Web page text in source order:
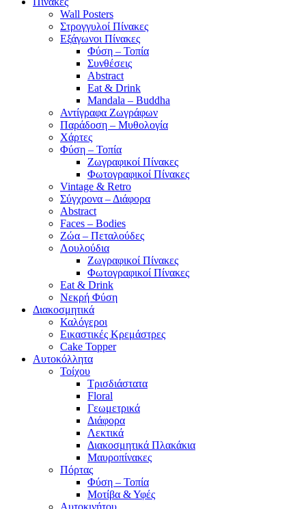
Wall Posters
Στρογγυλοί Πίνακες
Εξάγωνοι Πίνακες
Φύση – Τοπία
Συνθέσεις
Abstract
Eat & Drink
Mandala – Buddha
Αντίγραφα Ζωγράφων
Παράδοση – Μυθολογία
Χάρτες
Φύση – Τοπία
Ζωγραφικοί Πίνακες
Φωτογραφικοί Πίνακες
Vintage & Retro
Σύγχρονα – Διάφορα
Abstract
Faces – Bodies
Ζώα – Πεταλούδες
Λουλούδια
Ζωγραφικοί Πίνακες
Φωτογραφικοί Πίνακες
Eat & Drink
Νεκρή Φύση
Διακοσμητικά
Καλόγεροι
Εικαστικές Κρεμάστρες
Cake Topper
Αυτοκόλλητα
Τοίχου
Τρισδιάστατα
Floral
Γεωμετρικά
Διάφορα
Λεκτικά
Διακοσμητικά Πλακάκια
Μαυροπίνακες
Πόρτας
Φύση – Τοπία
Μοτίβα & Υφές
Αυτοκινήτου